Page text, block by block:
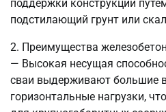
поддержки конструкций
подстилающий грунт или
2. Преимущества
— Высокая несущая
сваи выдерживают большие
горизонтальные нагрузки,